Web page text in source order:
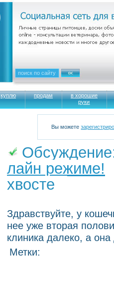
куплю продам
в хорошие
руки
Вы можете
лайн режиме!
хвосте
Здравствуйте, у
нее уже вторая
клиника далеко, а
Метки: